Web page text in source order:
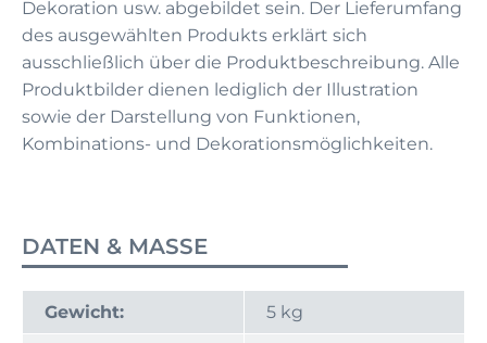
Dekoration usw. abgebildet sein. Der Lieferumfang
des ausgewählten Produkts erklärt sich
ausschließlich über die Produktbeschreibung. Alle
Produktbilder dienen lediglich der Illustration
sowie der Darstellung von Funktionen,
Kombinations- und Dekorationsmöglichkeiten.
DATEN & MASSE
Gewicht: 5 kg